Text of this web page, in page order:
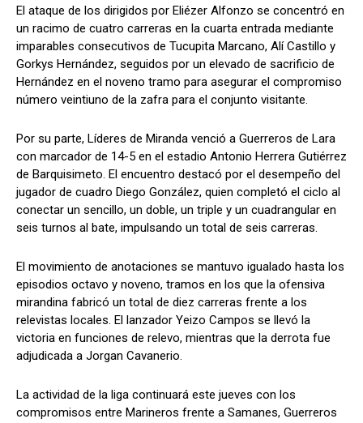
El ataque de los dirigidos por Eliézer Alfonzo se concentró en
un racimo de cuatro carreras en la cuarta entrada mediante
imparables consecutivos de Tucupita Marcano, Alí Castillo y
Gorkys Hernández, seguidos por un elevado de sacrificio de
Hernández en el noveno tramo para asegurar el compromiso
número veintiuno de la zafra para el conjunto visitante.
Por su parte, Líderes de Miranda venció a Guerreros de Lara
con marcador de 14-5 en el estadio Antonio Herrera Gutiérrez
de Barquisimeto. El encuentro destacó por el desempeño del
jugador de cuadro Diego González, quien completó el ciclo al
conectar un sencillo, un doble, un triple y un cuadrangular en
seis turnos al bate, impulsando un total de seis carreras.
El movimiento de anotaciones se mantuvo igualado hasta los
episodios octavo y noveno, tramos en los que la ofensiva
mirandina fabricó un total de diez carreras frente a los
relevistas locales. El lanzador Yeizo Campos se llevó la
victoria en funciones de relevo, mientras que la derrota fue
adjudicada a Jorgan Cavanerio.
La actividad de la liga continuará este jueves con los
compromisos entre Marineros frente a Samanes, Guerreros